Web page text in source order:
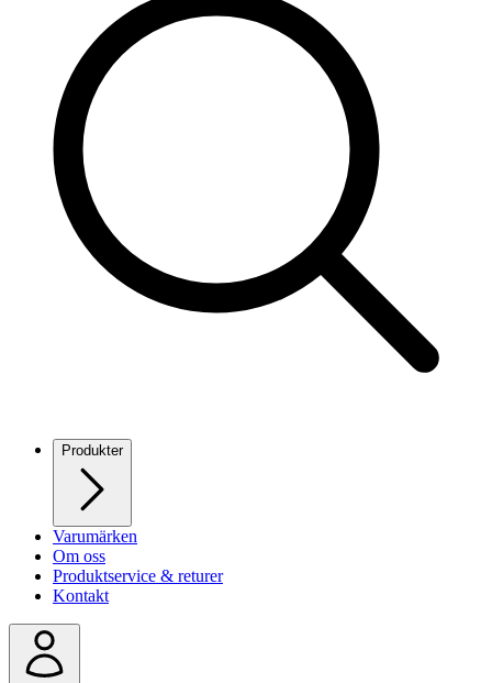
Produkter
Varumärken
Om oss
Produktservice & returer
Kontakt